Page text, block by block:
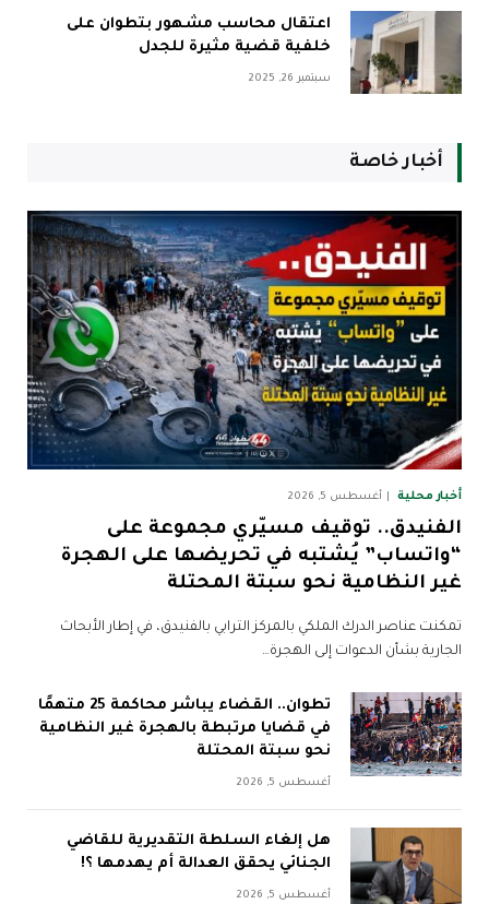
اعتقال محاسب مشهور بتطوان على
خلفية قضية مثيرة للجدل
سبتمبر 26, 2025
أخبار خاصة
أخبار محلية أغسطس 5, 2026
الفنيدق.. توقيف مسيّري مجموعة على
“واتساب” يُشتبه في تحريضها على الهجرة
غير النظامية نحو سبتة المحتلة
تمكنت عناصر الدرك الملكي بالمركز الترابي بالفنيدق، في إطار الأبحاث
الجارية بشأن الدعوات إلى الهجرة…
تطوان.. القضاء يباشر محاكمة 25 متهمًا
في قضايا مرتبطة بالهجرة غير النظامية
نحو سبتة المحتلة
أغسطس 5, 2026
هل إلغاء السلطة التقديرية للقاضي
الجنائي يحقق العدالة أم يهدمها ؟!
أغسطس 5, 2026